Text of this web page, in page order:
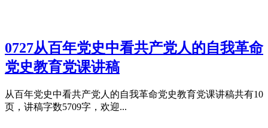
0727从百年党史中看共产党人的自我革命
党史教育党课讲稿
从百年党史中看共产党人的自我革命党史教育党课讲稿共有10
页，讲稿字数5709字，欢迎...